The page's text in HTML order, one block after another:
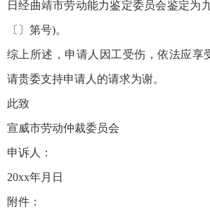
日经曲靖市劳动能力鉴定委员会鉴定为
〔〕第号)。
综上所述，申请人因工受伤，依法应享
请贵委支持申请人的请求为谢。
此致
宣威市劳动仲裁委员会
申诉人：
20xx年月日
附件：